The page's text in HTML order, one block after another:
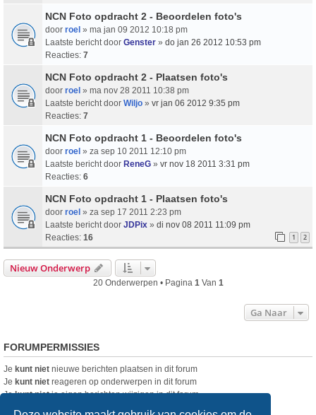
NCN Foto opdracht 2 - Beoordelen foto's
door roel » ma jan 09 2012 10:18 pm
Laatste bericht door Genster » do jan 26 2012 10:53 pm
Reacties: 7
NCN Foto opdracht 2 - Plaatsen foto's
door roel » ma nov 28 2011 10:38 pm
Laatste bericht door Wiljo » vr jan 06 2012 9:35 pm
Reacties: 7
NCN Foto opdracht 1 - Beoordelen foto's
door roel » za sep 10 2011 12:10 pm
Laatste bericht door ReneG » vr nov 18 2011 3:31 pm
Reacties: 6
NCN Foto opdracht 1 - Plaatsen foto's
door roel » za sep 17 2011 2:23 pm
Laatste bericht door JDPix » di nov 08 2011 11:09 pm
Reacties: 16 1 2
Nieuw Onderwerp
20 Onderwerpen • Pagina 1 Van 1
Ga Naar
FORUMPERMISSIES
Je kunt niet nieuwe berichten plaatsen in dit forum
Je kunt niet reageren op onderwerpen in dit forum
Jekunt nietje eigen berichten wijzigen in dit forum